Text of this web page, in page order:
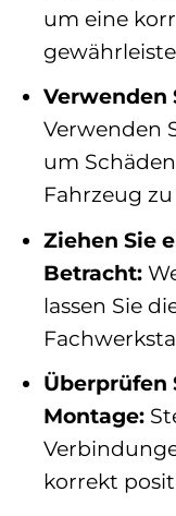
um eine
Verwenden
Verwenden
um
Fahrzeug
Ziehen Sie
Betracht:
lassen Sie
Überprüfen
Montage:
korrekt